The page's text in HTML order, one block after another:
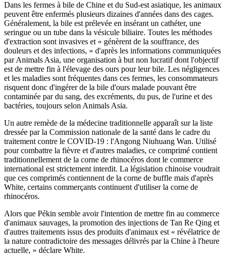
Dans les fermes à bile de Chine et du Sud-est asiatique, les animaux
peuvent être enfermés plusieurs dizaines d'années dans des cages.
Généralement, la bile est prélevée en insérant un cathéter, une
seringue ou un tube dans la vésicule biliaire. Toutes les méthodes
d'extraction sont invasives et « génèrent de la souffrance, des
douleurs et des infections, » d'après les informations communiquées
par Animals Asia, une organisation à but non lucratif dont l'objectif
est de mettre fin à l'élevage des ours pour leur bile. Les négligences
et les maladies sont fréquentes dans ces fermes, les consommateurs
risquent donc d'ingérer de la bile d'ours malade pouvant être
contaminée par du sang, des excréments, du pus, de l'urine et des
bactéries, toujours selon Animals Asia.
Un autre remède de la médecine traditionnelle apparaît sur la liste
dressée par la Commission nationale de la santé dans le cadre du
traitement contre le COVID-19 : l'Angong Niuhuang Wan. Utilisé
pour combattre la fièvre et d'autres maladies, ce comprimé contient
traditionnellement de la corne de rhinocéros dont le commerce
international est strictement interdit. La législation chinoise voudrait
que ces comprimés contiennent de la corne de buffle mais d'après
White, certains commerçants continuent d'utiliser la corne de
rhinocéros.
Alors que Pékin semble avoir l'intention de mettre fin au commerce
d'animaux sauvages, la promotion des injections de Tan Re Qing et
d'autres traitements issus des produits d'animaux est « révélatrice de
la nature contradictoire des messages délivrés par la Chine à l'heure
actuelle, » déclare White.